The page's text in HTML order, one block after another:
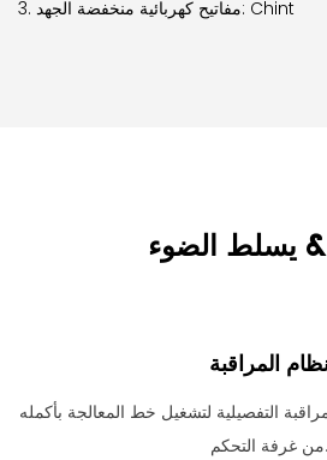
3. مفاتيح كهربائية منخفضة الجهد: Chint
& يسلط الضوء
المراقبة
التفصيلية لتشغيل خط المعالجة بأكمله
من غرفة التحكم.